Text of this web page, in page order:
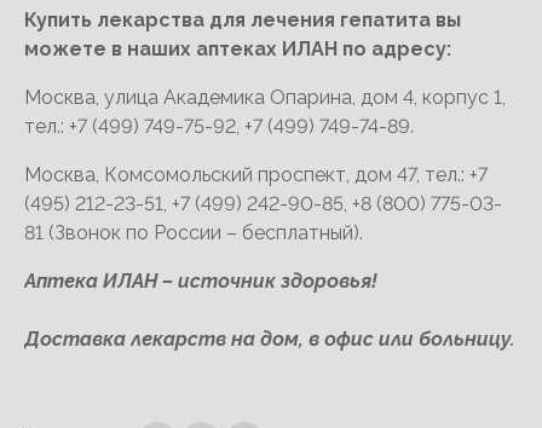
Купить лекарства для лечения гепатита вы
можете в наших аптеках ИЛАН по адресу:
Москва, улица Академика Опарина, дом 4, корпус 1,
тел.: +7 (499) 749-75-92, +7 (499) 749-74-89.
Москва, Комсомольский проспект, дом 47, тел.: +7
(495) 212-23-51, +7 (499) 242-90-85, +8 (800) 775-03-
81 (Звонок по России – бесплатный).
Аптека ИЛАН – источник здоровья!
Доставка лекарств на дом, в офис или больницу.